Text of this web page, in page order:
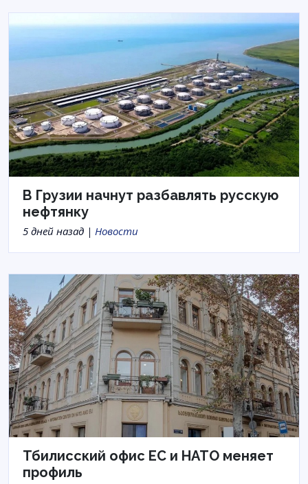
В Грузии начнут разбавлять русскую
нефтянку
5 дней назад | Новости
Тбилисский офис ЕС и НАТО меняет
профиль